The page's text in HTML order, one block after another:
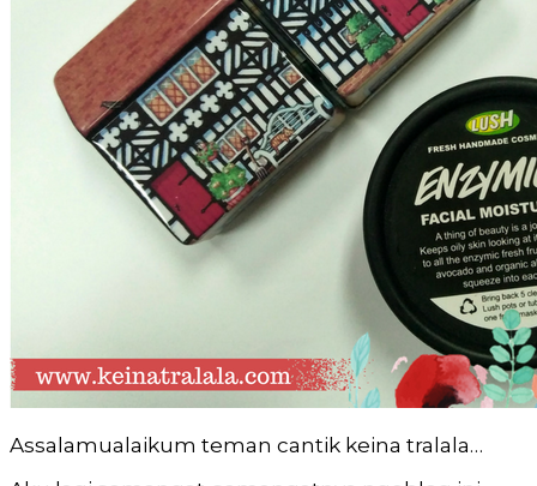
Assalamualaikum teman cantik keina tralala…